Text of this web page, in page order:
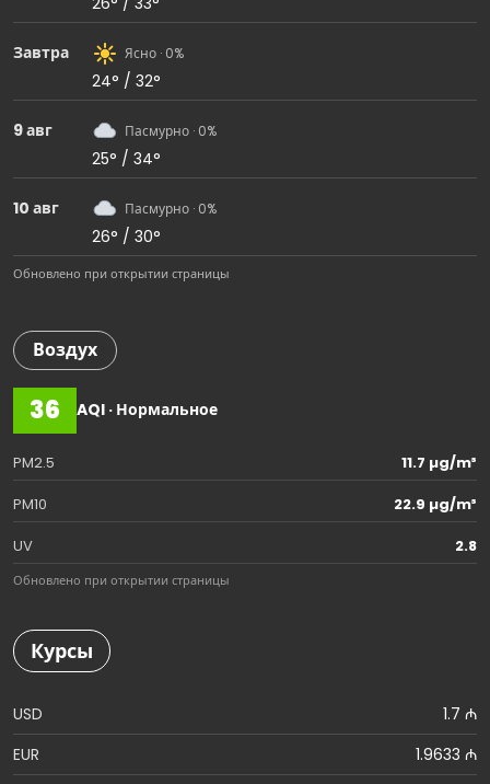
Завтра Ясно · 0%
24° / 32°
9 авг Пасмурно · 0%
25° / 34°
10 авг Пасмурно · 0%
26° / 30°
Обновлено при открытии страницы
Воздух
36 AQI · Нормальное
PM2.5
11.7 µg/m³
PM10
22.9 µg/m³
UV
2.8
Обновлено при открытии страницы
Курсы
USD
1.7 ₼
EUR
1.9633 ₼